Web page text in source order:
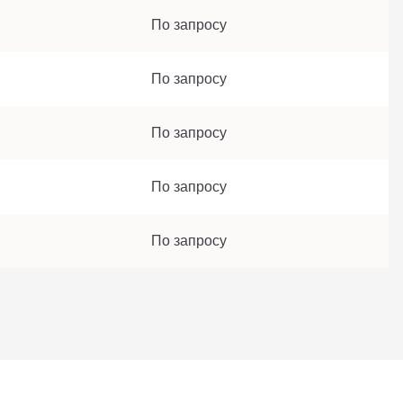
По запросу
По запросу
По запросу
По запросу
По запросу